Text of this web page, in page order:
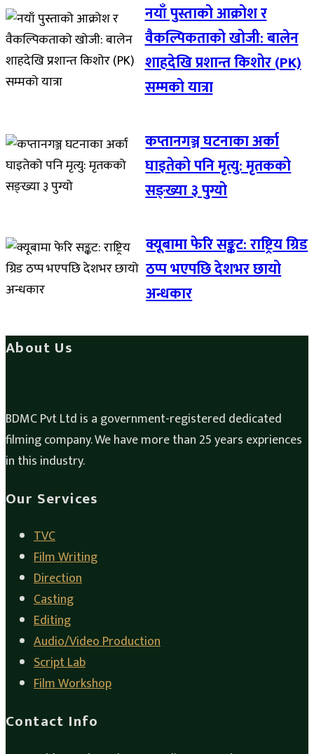
नयाँ पुस्ताको आक्रोश र
वैकल्पिकताको खोजी: बालेन
शाहदेखि प्रशान्त किशोर (PK)
सम्मको यात्रा
कप्तानगञ्ज घटनाका अर्का
घाइतेको पनि मृत्यु: मृतकको
सङ्ख्या ३ पुग्यो
क्यूबामा फेरि सङ्कट: राष्ट्रिय ग्रिड
ठप्प भएपछि देशभर छायो
अन्धकार
About Us
BDMC Pvt Ltd is a government-registered dedicated
filming company. We have more than 25 years expriences
in this industry.
Our Services
TVC
Film Writing
Direction
Casting
Editing
Audio/Video Production
Script Lab
Film Workshop
Contact Info